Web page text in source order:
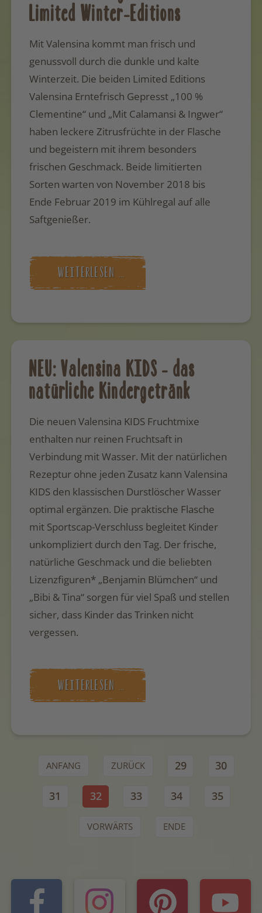
Limited Winter-Editions
Mit Valensina kommt man frisch und
genussvoll durch die dunkle und kalte
Winterzeit. Die beiden Limited Editions
Valensina Erntefrisch Gepresst „100 %
Clementine“ und „Mit Calamansi & Ingwer“
haben leckere Zitrusfrüchte in der Flasche
und begeistern mit ihrem besonders
frischen Geschmack. Beide limitierten
Sorten warten von November 2018 bis
Ende Februar 2019 im Kühlregal auf alle
Saftgenießer.
WEITERLESEN …
NEU: Valensina KIDS – das
natürliche Kindergetränk
Die neuen Valensina KIDS Fruchtmixe
enthalten nur reinen Fruchtsaft in
Verbindung mit Wasser. Mit der natürlichen
Rezeptur ohne jeden Zusatz kann Valensina
KIDS den klassischen Durstlöscher Wasser
optimal ergänzen. Die praktische Flasche
mit Sportscap-Verschluss begleitet Kinder
unkompliziert durch den Tag. Der frische,
natürliche Geschmack und die beliebten
Lizenzfiguren* „Benjamin Blümchen“ und
„Bibi & Tina“ sorgen für viel Spaß und stellen
sicher, dass Kinder das Trinken nicht
vergessen.
WEITERLESEN …
ANFANG ZURÜCK 29 30
31 32 33 34 35
VORWÄRTS ENDE